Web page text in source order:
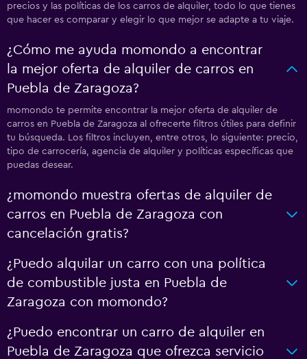
precios y las políticas de los carros de alquiler, todo lo que tienes
que hacer es comparar y elegir lo que mejor se adapte a tu viaje.
¿Cómo me ayuda momondo a encontrar
la mejor oferta de alquiler de carros en
Puebla de Zaragoza?
momondo te permite encontrar la mejor oferta de alquiler de
carros en Puebla de Zaragoza al ofrecerte filtros útiles para definir
tu búsqueda. Los filtros incluyen, entre otros, lo siguiente: precio,
tipo de carrocería, agencia de alquiler y políticas específicas que
puedas desear.
¿momondo muestra ofertas de alquiler de
carros en Puebla de Zaragoza con
cancelación gratis?
¿Puedo alquilar un carro con una política
de combustible justa en Puebla de
Zaragoza con momondo?
¿Puedo encontrar un carro de alquiler en
Puebla de Zaragoza que ofrezca servicio